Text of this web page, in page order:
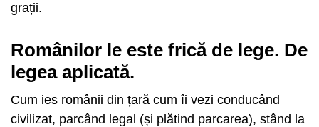
grații.
Românilor le este frică de lege. De
legea aplicată.
Cum ies românii din țară cum îi vezi conducând
civilizat, parcând legal (și plătind parcarea), stând la